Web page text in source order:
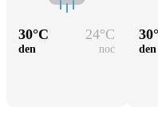
30°C 24°C
den noc
30
den